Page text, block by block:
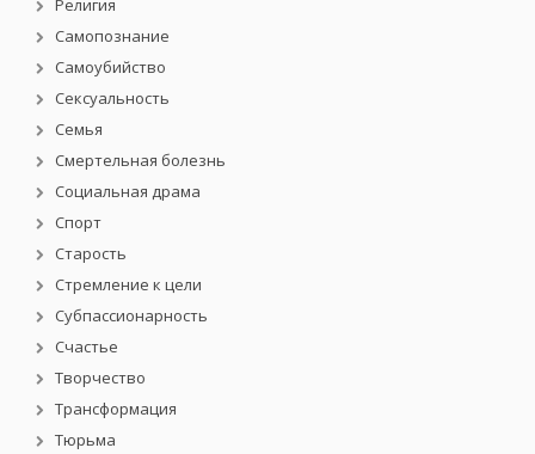
Религия
Самопознание
Самоубийство
Сексуальность
Семья
Смертельная болезнь
Социальная драма
Спорт
Старость
Стремление к цели
Субпассионарность
Счастье
Творчество
Трансформация
Тюрьма